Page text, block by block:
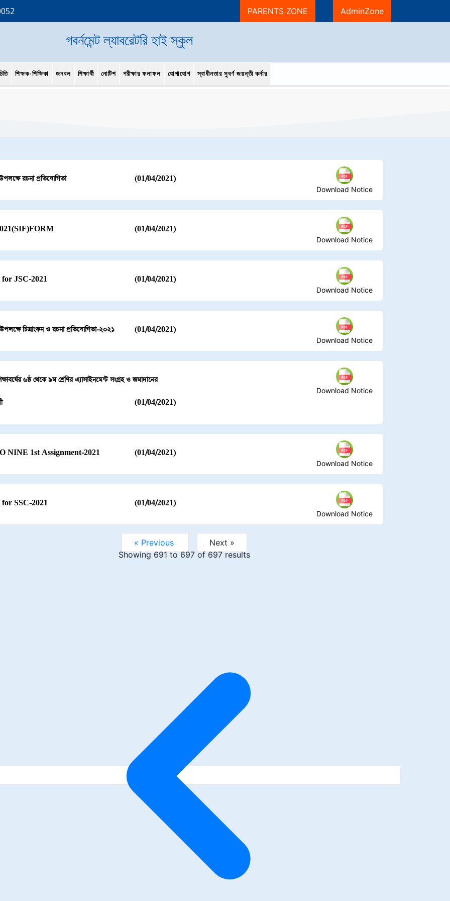
PARENTS ZONE AdminZone
গবর্নমেন্ট ল্যাবরেটরি হাই স্কুল
শিক্ষক-শিক্ষিকা জনবল শিক্ষার্থী নোটিশ পরীক্ষার ফলাফল যোগাযোগ স্বাধীনতার সুবর্ণ জয়ন্তী কর্নার
রচনা প্রতিযোগিতা (01/04/2021)
Download Notice
(01/04/2021)
Download Notice
for JSC-2021 (01/04/2021)
Download Notice
চিত্রাংকন ও রচনা প্রতিযোগিতা-২০২১ (01/04/2021)
Download Notice
৬ষ্ঠ থেকে ৯ম শ্রেণির এ্যাসাইনমেন্ট সংগ্রহ ও জমাদানের
(01/04/2021)
Download Notice
NINE 1st Assignment-2021 (01/04/2021)
Download Notice
SSC-2021 (01/04/2021)
Download Notice
« Previous
Next »
Showing691to697of697results